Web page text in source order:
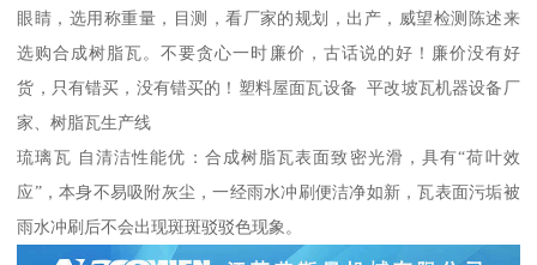
眼睛，选用称重量，目测，看厂家的规划，出产，威望检测陈述来
选购合成树脂瓦。不要贪心一时廉价，古话说的好！廉价没有好
货，只有错买，没有错买的！塑料屋面瓦设备 平改坡瓦机器设备厂
家、树脂瓦生产线
琉璃瓦 自清洁性能优：合成树脂瓦表面致密光滑，具有“荷叶效
应”，本身不易吸附灰尘，一经雨水冲刷便洁净如新，瓦表面污垢被
雨水冲刷后不会出现斑斑驳驳色现象。